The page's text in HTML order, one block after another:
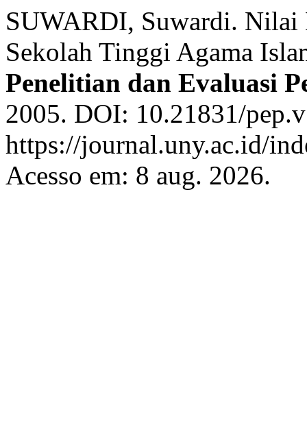
SUWARDI, Suwardi. Nilai
Sekolah Tinggi Agama
Penelitian dan Evaluasi
2005. DOI: 10.21831/
https://journal.uny.ac.id/
Acesso em: 8 aug. 2026.